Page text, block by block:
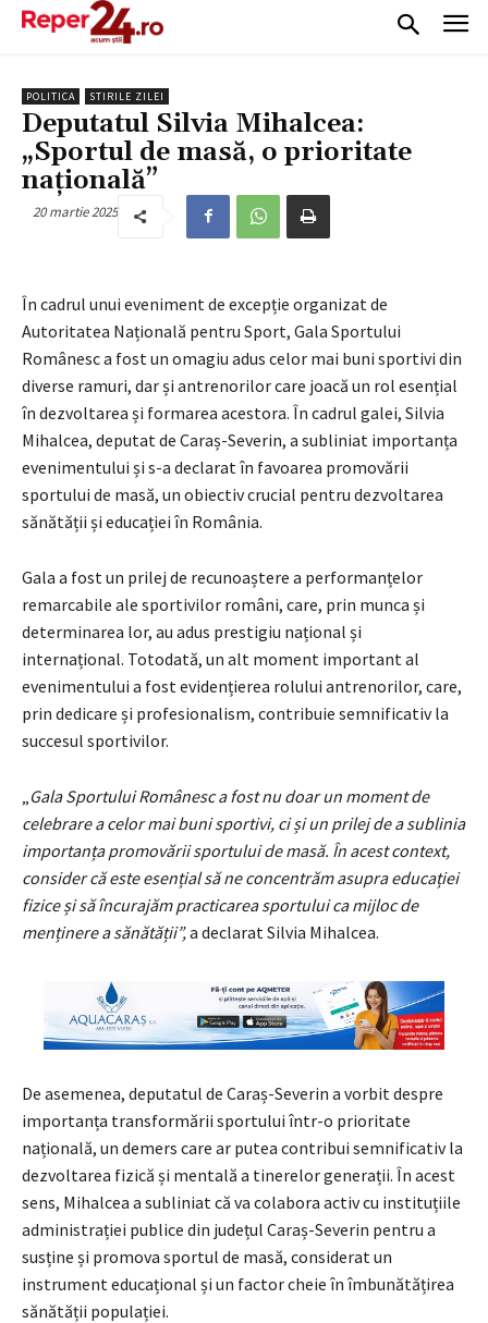
POLITICA STIRILE ZILEI
Deputatul Silvia Mihalcea:
„Sportul de masă, o prioritate
națională”
20 martie 2025
În cadrul unui eveniment de excepție organizat de
Autoritatea Națională pentru Sport, Gala Sportului
Românesc a fost un omagiu adus celor mai buni sportivi din
diverse ramuri, dar și antrenorilor care joacă un rol esențial
în dezvoltarea și formarea acestora. În cadrul galei, Silvia
Mihalcea, deputat de Caraș-Severin, a subliniat importanța
evenimentului și s-a declarat în favoarea promovării
sportului de masă, un obiectiv crucial pentru dezvoltarea
sănătății și educației în România.
Gala a fost un prilej de recunoaștere a performanțelor
remarcabile ale sportivilor români, care, prin munca și
determinarea lor, au adus prestigiu național și
internațional. Totodată, un alt moment important al
evenimentului a fost evidențierea rolului antrenorilor, care,
prin dedicare și profesionalism, contribuie semnificativ la
succesul sportivilor.
Gala Sportului Românesc a fost nu doar un moment de
celebrare a celor mai buni sportivi, ci și un prilej de a sublinia
importanța promovării sportului de masă. În acest context,
consider că este esențial să ne concentrăm asupra educației
fizice și să încurajăm practicarea sportului ca mijloc de
menținere a sănătății”,a declarat Silvia Mihalcea.
De asemenea, deputatul de Caraș-Severin a vorbit despre
importanța transformării sportului într-o prioritate
națională, un demers care ar putea contribui semnificativ la
dezvoltarea fizică și mentală a tinerelor generații. În acest
sens, Mihalcea a subliniat că va colabora activ cu instituțiile
administrației publice din județul Caraș-Severin pentru a
susține și promova sportul de masă, considerat un
instrument educațional și un factor cheie în îmbunătățirea
sănătății populației.